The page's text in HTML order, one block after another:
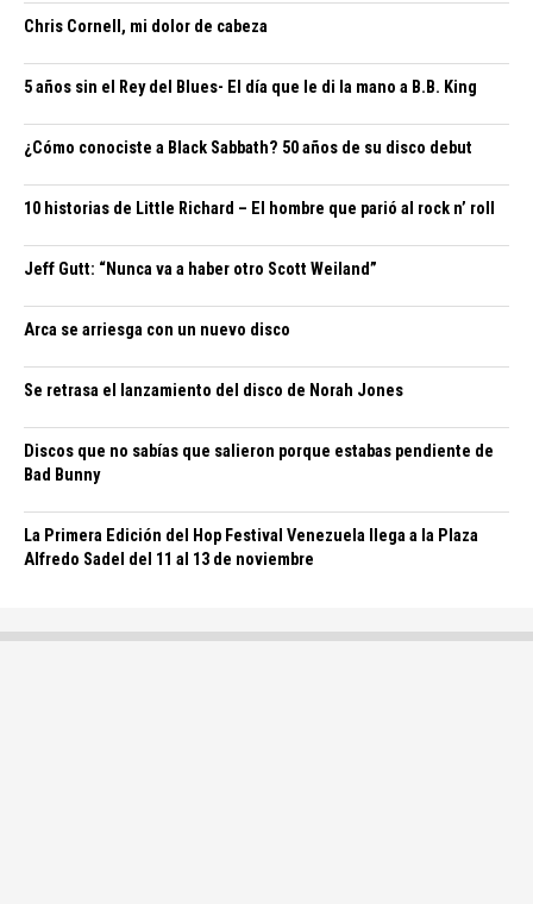
Chris Cornell, mi dolor de cabeza
5 años sin el Rey del Blues- El día que le di la mano a B.B. King
¿Cómo conociste a Black Sabbath? 50 años de su disco debut
10 historias de Little Richard – El hombre que parió al rock n’ roll
Jeff Gutt: “Nunca va a haber otro Scott Weiland”
Arca se arriesga con un nuevo disco
Se retrasa el lanzamiento del disco de Norah Jones
Discos que no sabías que salieron porque estabas pendiente de
Bad Bunny
La Primera Edición del Hop Festival Venezuela llega a la Plaza
Alfredo Sadel del 11 al 13 de noviembre